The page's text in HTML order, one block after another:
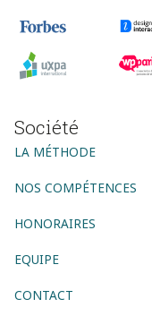
Société
LA MÉTHODE
NOS COMPÉTENCES
HONORAIRES
EQUIPE
CONTACT